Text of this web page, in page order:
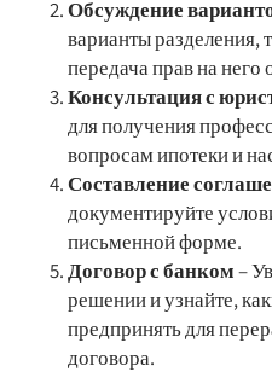
Обсуждение
варианты разделения,
передача прав на
Консультация с
для получения
вопросам ипотеки и
Составление
документируйте
письменной форме.
Договор с банком–
решении и узнайте,
предпринять для
договора.